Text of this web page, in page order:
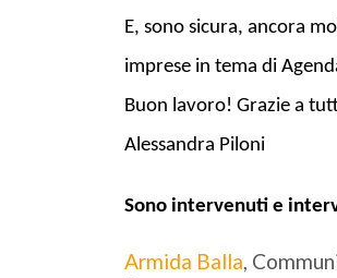
E, sono sicura, ancora
imprese in tema di
Buon lavoro! Grazie a
Alessandra Piloni
Sono intervenuti e
Armida Balla,